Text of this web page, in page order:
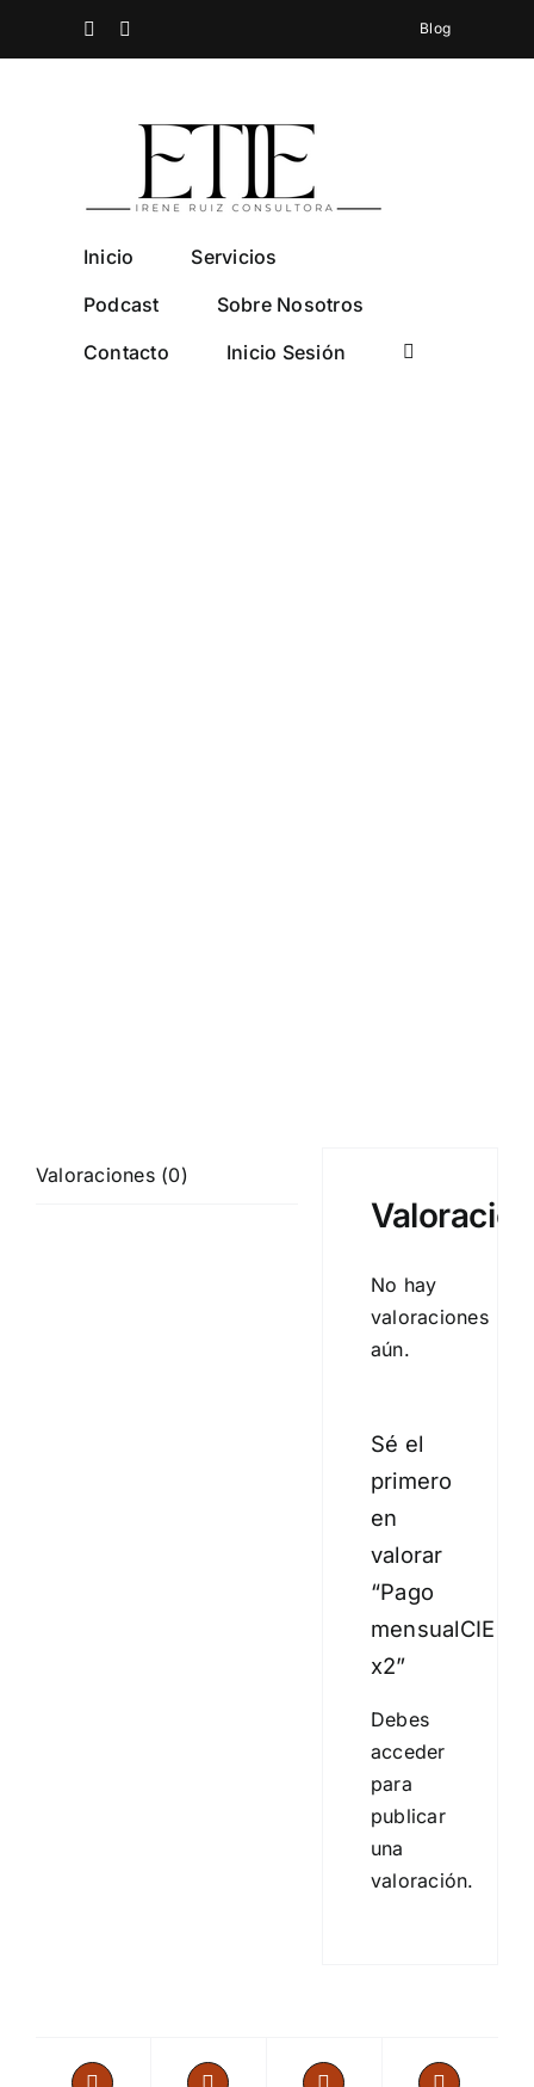
Spotify Blog
Inicio
Servicios
Podcast
Sobre Nosotros
Contacto
Inicio Sesión
Valoraciones (0)
No hay
valoraciones
aún.
Sé el
primero
en
valorar
“Pago
mensualCIE
x2”
Debes
acceder
para
publicar
una
valoración.